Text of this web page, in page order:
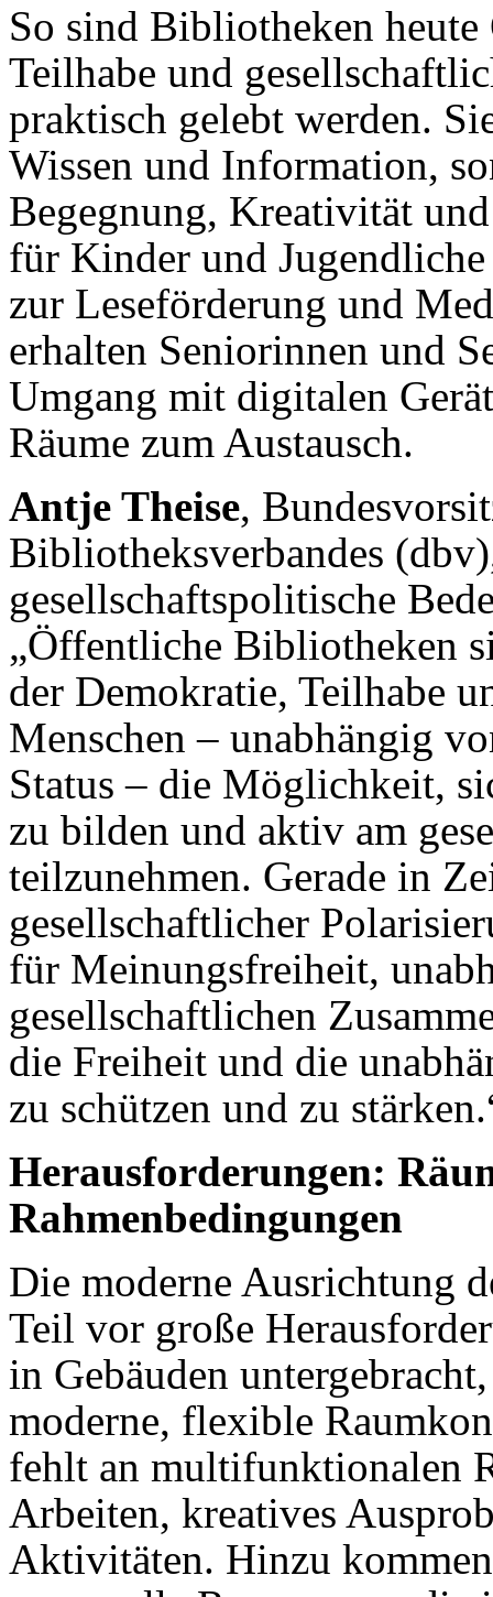
So sind Bibliotheken
Teilhabe und
praktisch gelebt werden.
Wissen und Information,
Begegnung, Kreativität
für Kinder und
zur Leseförderung und
erhalten Seniorinnen und
Umgang mit digitalen
Räume zum Austausch.
Antje Theise,
Bibliotheksverbandes
gesellschaftspolitische
„Öffentliche Bibliotheken
der Demokratie, Teilhabe
Menschen – unabhängig
Status – die Möglichkeit,
zu bilden und aktiv am
teilzunehmen. Gerade in
gesellschaftlicher
für Meinungsfreiheit,
gesellschaftlichen
die Freiheit und die
zu schützen und zu
Herausforderungen:
Rahmenbedingungen
Die moderne Ausrichtung
Teil vor große
in Gebäuden
moderne, flexible
fehlt an multifunktionalen
Arbeiten, kreatives
Aktivitäten. Hinzu